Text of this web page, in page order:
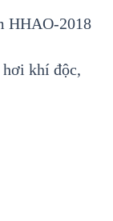
HHAO-2018
khí độc,